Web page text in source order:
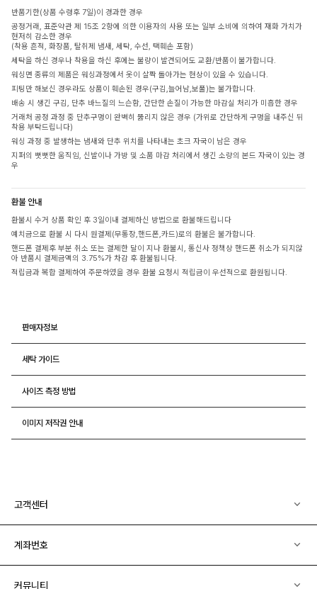
반품기한(상품 수령후 7일)이 경과한 경우
공정거래, 표준약관 제 15조 2항에 의한 이용자의 사용 또는 일부 소비에 의하여 재화 가치가
현저히 감소한 경우
(착용 흔적, 화장품, 탈취제 냄새, 세탁, 수선, 택훼손 포함)
세탁을 하신 경우나 착용을 하신 후에는 불량이 발견되어도 교환/반품이 불가합니다.
워싱면 종류의 제품은 워싱과정에서 옷이 살짝 돌아가는 현상이 있을 수 있습니다.
피팅만 해보신 경우라도 상품이 훼손된 경우(구김,늘어남,보풀)는 불가합니다.
배송 시 생긴 구김, 단추 바느질의 느슨함, 간단한 손질이 가능한 마감실 처리가 미흡한 경우
거래처 공정 과정 중 단추구멍이 완벽히 뚫리지 않은 경우 (가위로 간단하게 구멍을 내주신 뒤
착용 부탁드립니다)
워싱 과정 중 발생하는 냄새와 단추 위치를 나타내는 초크 자국이 남은 경우
지퍼의 뻣뻣한 움직임, 신발이나 가방 및 소품 마감 처리에서 생긴 소량의 본드 자국이 있는 경
우
환불 안내
환불시 수거 상품 확인 후 3일이내 결제하신 방법으로 환불해드립니다
예치금으로 환불 시 다시 원결제(무통장,핸드폰,카드)로의 환불은 불가합니다.
핸드폰 결제후 부분 취소 또는 결제한 달이 지나 환불시, 통신사 정책상 핸드폰 취소가 되지않
아 반품시 결제금액의 3.75%가 차감 후 환불됩니다.
적립금과 복합 결제하여 주문하였을 경우 환불 요청시 적립금이 우선적으로 환원됩니다.
판매자정보
세탁 가이드
사이즈 측정 방법
이미지 저작권 안내
고객센터
계좌번호
커뮤니티